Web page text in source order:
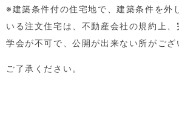
※建築条件付の住宅地で、建築条件を外
いる注文住宅は、不動産会社の規約上
学会が不可で、公開が出来ない所がござ
ご了承ください。